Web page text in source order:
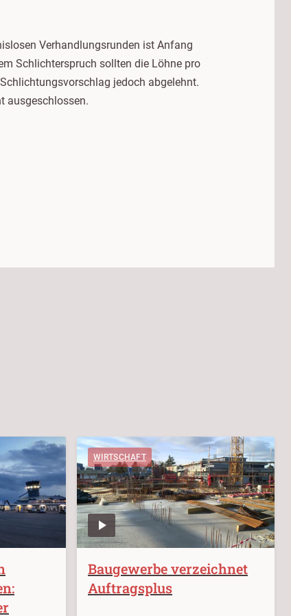
Verhandlungsrunden ist Anfang
Schlichterspruch sollten die Löhne pro
jedoch abgelehnt.
ausgeschlossen.
WIRTSCHAFT
Baugewerbe verzeichnet
Auftragsplus